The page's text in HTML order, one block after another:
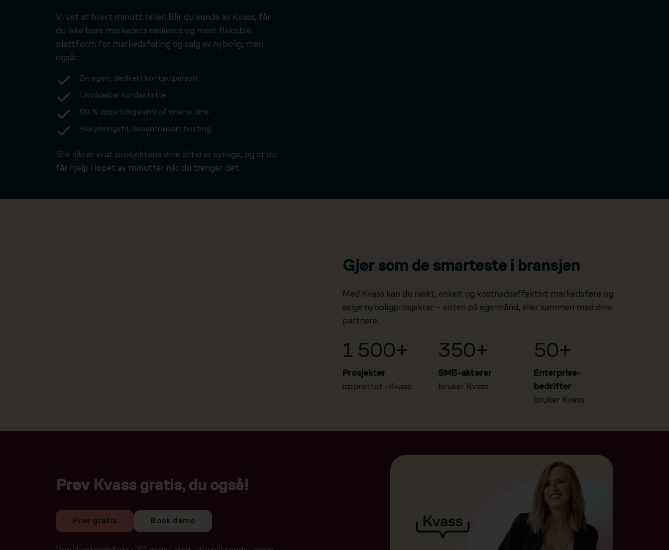
Vi vet at hvert minutt teller. Blir du kunde av Kvass, får
du ikke bare markedets raskeste og mest fleksible
plattform for markedsføring og salg av nybolig, men
også:
En egen, dedikert kontaktperson.
Umiddelbar kundestøtte.
99 % oppetidsgaranti på sidene dine.
Bekymringsfri, desentralisert hosting.
Slik sikrer vi at prosjektene dine alltid er synlige, og at du
får hjelp i løpet av minutter når du trenger det.
Gjør som de smarteste i bransjen
Med Kvass kan du raskt, enkelt og kostnadseffektivt markedsføre og
selge nyboligprosjekter – enten på egenhånd, eller sammen med dine
partnere.
1 500+
Prosjekter
opprettet i Kvass
350+
SMB-aktører
bruker Kvass
50+
Enterprise-
bedrifter
bruker Kvass
Prøv Kvass gratis, du også!
Prøv gratis Book demo